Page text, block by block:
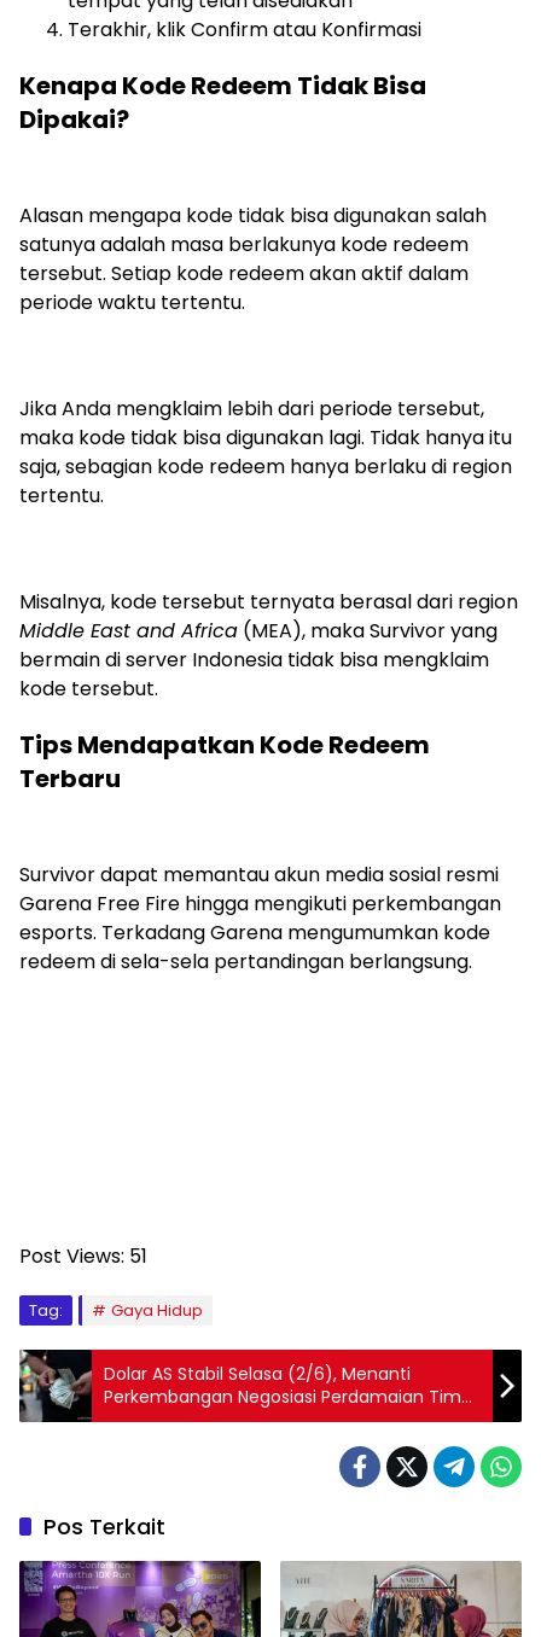
Terakhir, klik Confirm atau Konfirmasi
Kenapa Kode Redeem Tidak Bisa
Dipakai?
Alasan mengapa kode tidak bisa digunakan salah
satunya adalah masa berlakunya kode redeem
tersebut. Setiap kode redeem akan aktif dalam
periode waktu tertentu.
Jika Anda mengklaim lebih dari periode tersebut,
maka kode tidak bisa digunakan lagi. Tidak hanya itu
saja, sebagian kode redeem hanya berlaku di region
tertentu.
Misalnya, kode tersebut ternyata berasal dari region
Middle East and Africa (MEA), maka Survivor yang
bermain di server Indonesia tidak bisa mengklaim
kode tersebut.
Tips Mendapatkan Kode Redeem
Terbaru
Survivor dapat memantau akun media sosial resmi
Garena Free Fire hingga mengikuti perkembangan
esports. Terkadang Garena mengumumkan kode
redeem di sela-sela pertandingan berlangsung.
Post Views: 51
Tag: Gaya Hidup
Dolar AS Stabil Selasa (2/6), Menanti
Perkembangan Negosiasi Perdamaian Timur
Tengah
Pos Terkait